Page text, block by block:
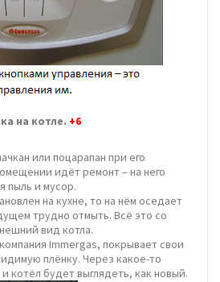
на котле. +6
или поцарапан при его
идёт ремонт – на него
пыль и мусор.
на кухне, то на нём оседает
трудно отмыть. Всё это со
вид котла.
Immergas, покрывает свои
плёнку. Через какое-то
котёл будет выглядеть, как новый.